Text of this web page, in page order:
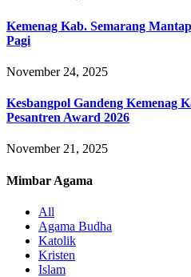
Kemenag Kab. Semarang
Pagi
November 24, 2025
Kesbangpol Gandeng Kemenag
Pesantren Award 2026
November 21, 2025
Mimbar Agama
All
Agama Budha
Katolik
Kristen
Islam